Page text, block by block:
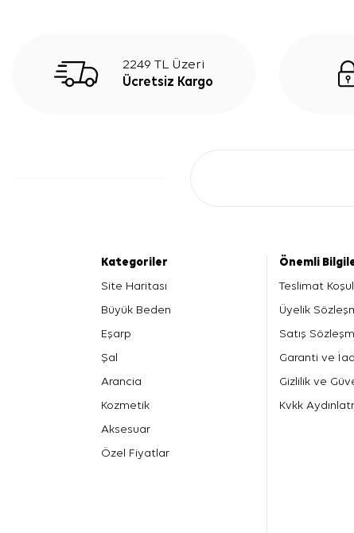
2249 TL Üzeri
Ücretsiz Kargo
Kategoriler
Site Haritası
Büyük Beden
Eşarp
Şal
Arancia
Kozmetik
Aksesuar
Özel Fiyatlar
Önemli
Teslimat
Üyelik
Satış
Garanti ve
Gizlilik ve
Kvkk